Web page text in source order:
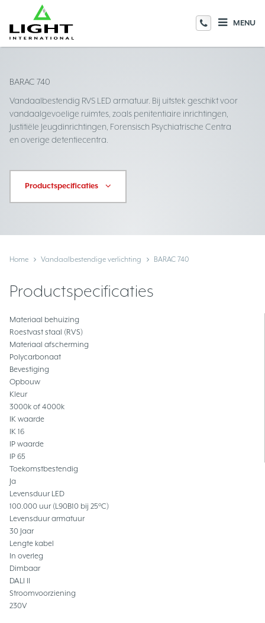
MENU
BARAC 740
Vandaalbestendig RVS LED armatuur. Bij uitstek geschikt voor
vandaalgevoelige ruimtes, zoals penitentiaire inrichtingen,
Justitiële Jeugdinrichtingen, Forensisch Psychiatrische Centra
en overige detentiecentra.
Productspecificaties
Home Vandaalbestendige verlichting BARAC 740
Productspecificaties
Materiaal behuizing
Roestvast staal (RVS)
Materiaal afscherming
Polycarbonaat
Bevestiging
Opbouw
Kleur
3000k of 4000k
IK waarde
IK 16
IP waarde
IP 65
Toekomstbestendig
Ja
Levensduur LED
100.000 uur (L90B10 bij 25°C)
Levensduur armatuur
30 Jaar
Lengte kabel
In overleg
Dimbaar
DALI II
Stroomvoorziening
230V